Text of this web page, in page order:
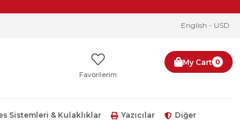
English - USD
My Cart 0
Favorilerim
Sistemleri & Kulaklıklar Yazıcılar Diğer